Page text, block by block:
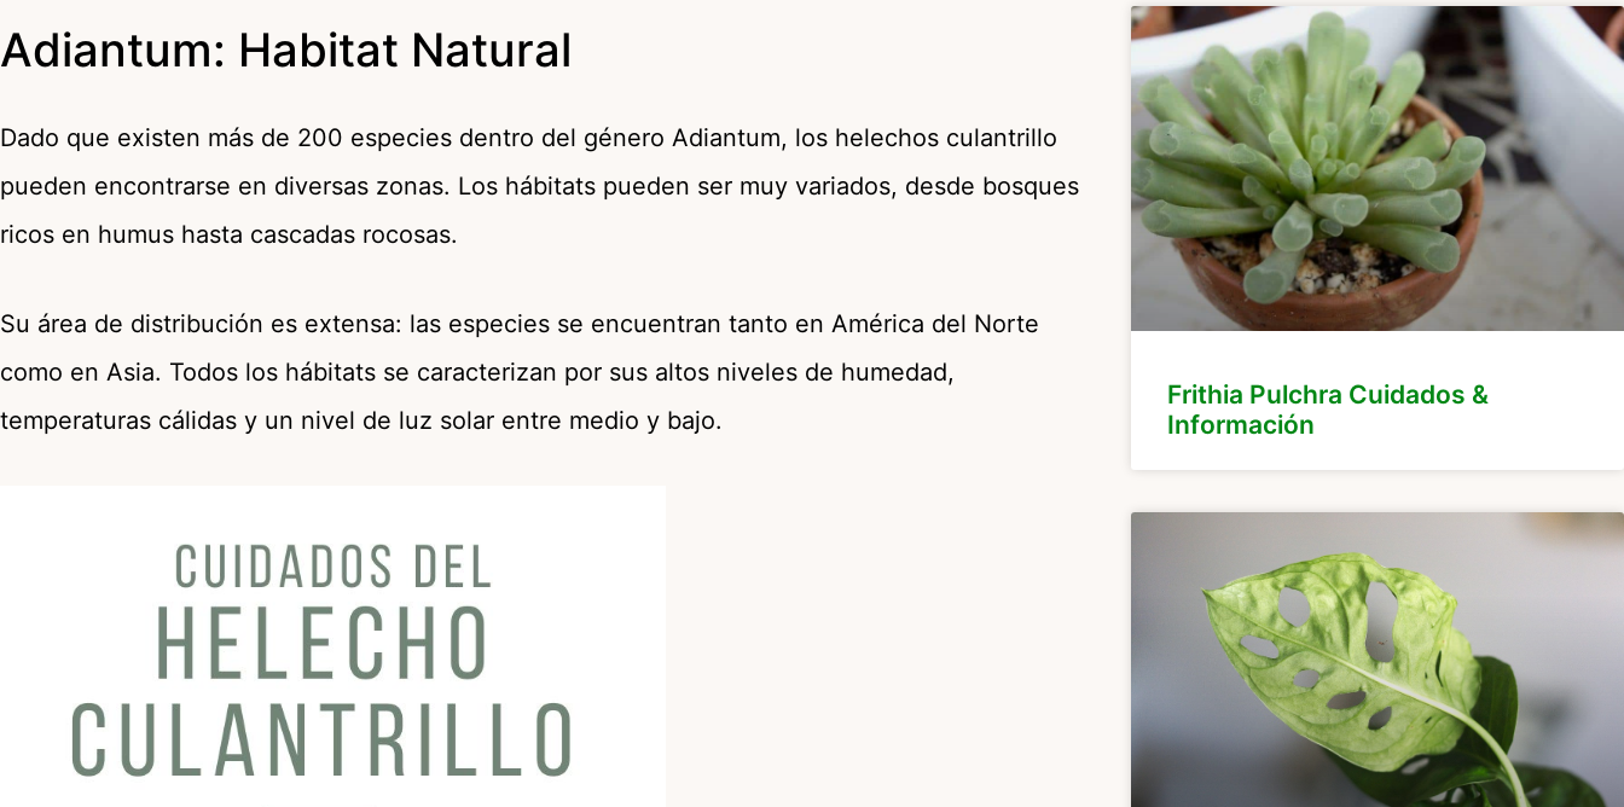
Adiantum: Habitat Natural
Dado que existen más de 200 especies dentro del género Adiantum, los helechos culantrillo
pueden encontrarse en diversas zonas. Los hábitats pueden ser muy variados, desde bosques
ricos en humus hasta cascadas rocosas.
Su área de distribución es extensa: las especies se encuentran tanto en América del Norte
como en Asia. Todos los hábitats se caracterizan por sus altos niveles de humedad,
temperaturas cálidas y un nivel de luz solar entre medio y bajo.
Frithia Pulchra Cuidados &
Información